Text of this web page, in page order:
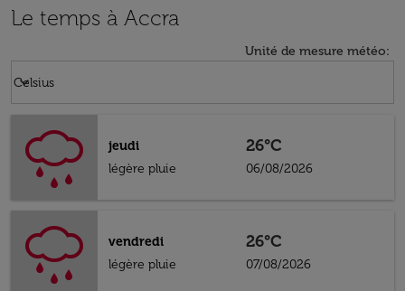
Le temps à Accra
Unité de mesure météo:
Celsius
keyboard_arrow_down
jeudi
légère pluie
26°C
06/08/2026
vendredi
légère pluie
26°C
07/08/2026